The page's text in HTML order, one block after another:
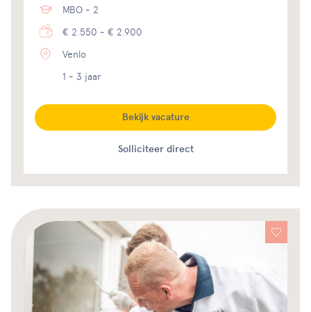
MBO - 2
€ 2.550 - € 2.900
Venlo
1 - 3 jaar
Solliciteer direct
Bekijk vacature